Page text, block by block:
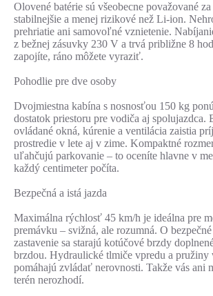
Olovené batérie sú všeobecne považované za
stabilnejšie a menej rizikové než Li-ion.
prehriatie ani samovoľné vznietenie.
z bežnej zásuvky 230 V a trvá približne 8
zapojíte, ráno môžete vyraziť.
Pohodlie pre dve osoby
Dvojmiestna kabína s nosnosťou 150 kg
dostatok priestoru pre vodiča aj spolujazdca.
ovládané okná, kúrenie a ventilácia zaistia
prostredie v lete aj v zime. Kompaktné
uľahčujú parkovanie – to oceníte hlavne v
každý centimeter počíta.
Bezpečná a istá jazda
Maximálna rýchlosť 45 km/h je ideálna pre
premávku – svižná, ale rozumná. O bezpečné
zastavenie sa starajú kotúčové brzdy
brzdou. Hydraulické tlmiče vpredu a pružiny
pomáhajú zvládať nerovnosti. Takže vás ani
terén nerozhodí.